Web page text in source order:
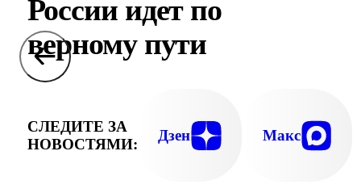
России идет по
верному пути
СЛЕДИТЕ ЗА
НОВОСТЯМИ:
Дзен Макс